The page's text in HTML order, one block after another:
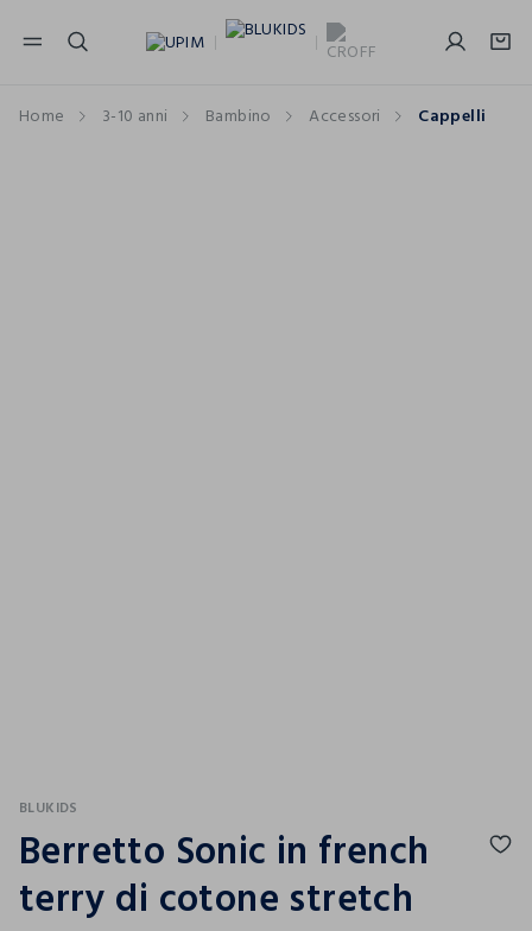
NAVIGATION.ARIA.GOTOMAINCONTENT
Home 3-10 anni Bambino Accessori Cappelli
BLUKIDS
Berretto Sonic in french
terry di cotone stretch